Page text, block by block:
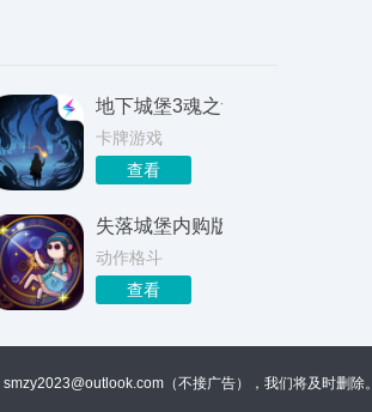
地下城堡3魂之诗单机版
卡牌游戏
查看
失落城堡内购版
动作格斗
查看
smzy2023@outlook.com（不接广告），我们将及时删除。